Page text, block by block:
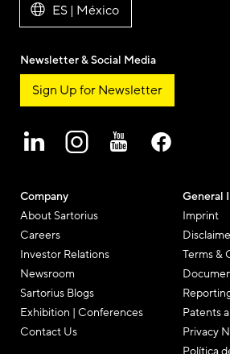
Company
About Sartorius
Careers
Investor Relations
Newsroom
Sartorius Blogs
Exhibition | Conferences
Contact Us
General
Imprint
Terms &
Patents
Privacy
ES | México
Newsletter & Social Media
Sign Up for Newsletter